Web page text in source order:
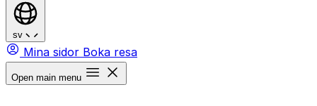
sv
Mina sidor Boka resa
Open main menu